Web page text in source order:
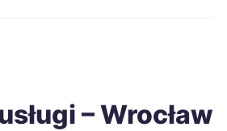
317 zł
– Wrocław